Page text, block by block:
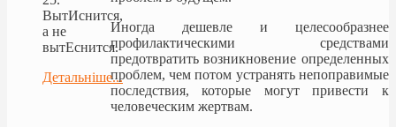
Иногда дешевле и целесообразнее
профилактическими средствами
предотвратить возникновение определенных
проблем, чем потом устранять непоправимые
последствия, которые могут привести к
человеческим жертвам.
ВытИснится,
а не
вытЕснится.
Детальніше...